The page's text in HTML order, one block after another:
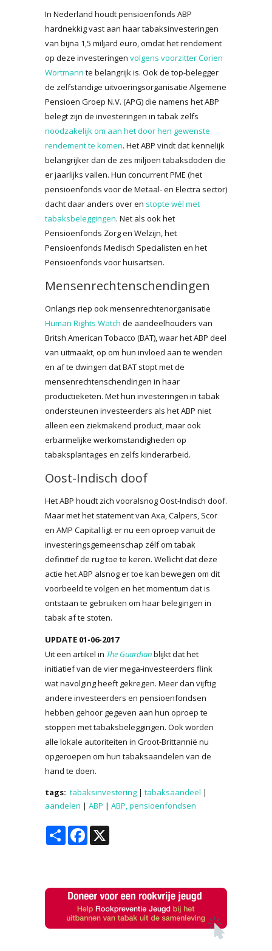
In Nederland houdt pensioenfonds ABP
hardnekkig vast aan haar tabaksinvesteringen
van bijna 1,5 miljard euro, omdat het rendement
op deze investeringen volgens voorzitter Corien
Wortmann te belangrijk is. Ook de top-belegger
de zelfstandige uitvoeringsorganisatie Algemene
Pensioen Groep N.V. (APG) die namens het ABP
belegt zijn de investeringen in tabak zelfs
noodzakelijk om aan het door hen gewenste
rendement te komen. Het ABP vindt dat kennelijk
belangrijker dan de zes miljoen tabaksdoden die
er jaarlijks vallen. Hun concurrent PME (het
pensioenfonds voor de Metaal- en Electra sector)
dacht daar anders over en stopte wél met
tabaksbeleggingen. Net als ook het
Pensioenfonds Zorg en Welzijn, het
Pensioenfonds Medisch Specialisten en het
Pensioenfonds voor huisartsen.
Mensenrechtenschendingen
Onlangs riep ook mensenrechtenorganisatie
Human Rights Watch de aandeelhouders van
Britsh American Tobacco (BAT), waar het ABP deel
van uitmaakt, op om hun invloed aan te wenden
en af te dwingen dat BAT stopt met de
mensenrechtenschendingen in haar
productieketen. Met hun investeringen in tabak
ondersteunen investeerders als het ABP niet
alleen een ziekmakend product, maar ook
erbarmelijke werkomstandigheden op
tabaksplantages en zelfs kinderarbeid.
Oost-Indisch doof
Het ABP houdt zich vooralsnog Oost-Indisch doof.
Maar met het statement van Axa, Calpers, Scor
en AMP Capital ligt er nu een oproep vanuit de
investeringsgemeenschap zélf om tabak
definitief de rug toe te keren. Wellicht dat deze
actie het ABP alsnog er toe kan bewegen om dit
voorbeeld te volgen en het momentum dat is
ontstaan te gebruiken om haar belegingen in
tabak af te stoten.
UPDATE 01-06-2017
Uit een artikel in The Guardianblijkt dat het
initiatief van de vier mega-investeerders flink
wat navolging heeft gekregen. Meer dan vijftig
andere investeerders en pensioenfondsen
hebben gehoor gegeven aan hun oproep te
stoppen met tabaksbeleggingen. Ook worden
alle lokale autoriteiten in Groot-Brittannië nu
opgeroepen om hun tabaksaandelen van de
hand te doen.
tags: tabaksinvestering | tabaksaandeel |
aandelen | ABP | ABP, pensioenfondsen
Share Facebook